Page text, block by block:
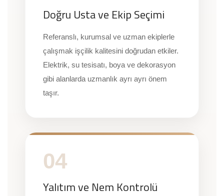
Doğru Usta ve Ekip Seçimi
Referanslı, kurumsal ve uzman ekiplerle
çalışmak işçilik kalitesini doğrudan etkiler.
Elektrik, su tesisatı, boya ve dekorasyon
gibi alanlarda uzmanlık ayrı ayrı önem
taşır.
04
Yalıtım ve Nem Kontrolü